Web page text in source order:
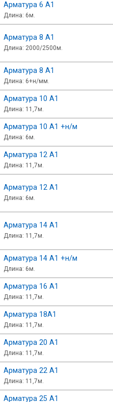
Полоса
Сетка кладочная
Сбросить настройки фильтра
Арматура 6 А1
Длина: 6м.
Арматура 8 А1
Длина: 2000/2500м.
Арматура 8 А1
Длина: 6+н/мм.
Арматура 10 А1
Длина: 11,7м.
Арматура 10 А1 +н/м
Длина: 6м.
Арматура 12 А1
Длина: 11,7м.
Арматура 12 А1
Длина: 6м.
Арматура 14 А1
Длина: 11,7м.
Арматура 14 А1 +н/м
Длина: 6м.
Арматура 16 А1
Длина: 11,7м.
Арматура 18А1
Длина: 11,7м.
Арматура 20 А1
Длина: 11,7м.
Арматура 22 А1
Длина: 11,7м.
Арматура 25 А1